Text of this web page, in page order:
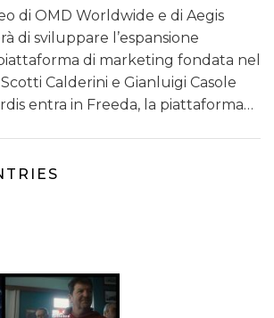
di OMD Worldwide e di Aegis
di sviluppare l’espansione
di marketing fondata nel
Calderini e Gianluigi Casole
entra in Freeda, la piattaforma…